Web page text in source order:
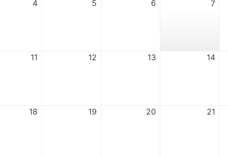
4 5 6 7
11 12 13 14
18 19 20 21